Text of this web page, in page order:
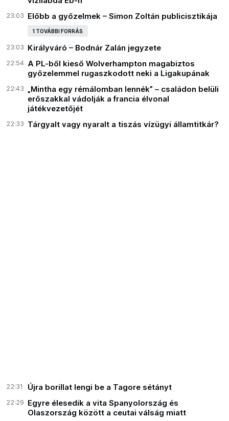
23:03 Előbb a győzelmek – Simon Zoltán publicisztikája
1 TOVÁBBI FORRÁS
23:03 Királyváró – Bodnár Zalán jegyzete
22:54 A PL-ből kieső Wolverhampton magabiztos
győzelemmel rugaszkodott neki a Ligakupának
22:43 „Mintha egy rémálomban lennék” – családon belüli
erőszakkal vádolják a francia élvonal
játékvezetőjét
22:33 Tárgyalt vagy nyaralt a tiszás vízügyi államtitkár?
22:31 Újra borillat lengi be a Tagore sétányt
22:29 Egyre élesedik a vita Spanyolország és
Olaszország között a ceutai válság miatt